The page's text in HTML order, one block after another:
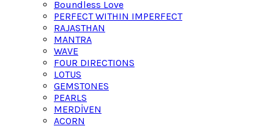
Boundless Love
PERFECT WITHIN IMPERFECT
RAJASTHAN
MANTRA
WAVE
FOUR DIRECTIONS
LOTUS
GEMSTONES
PEARLS
MERDİVEN
ACORN